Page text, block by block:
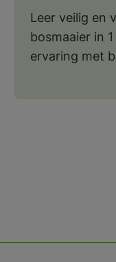
Leer veilig en
bosmaaier in
ervaring met